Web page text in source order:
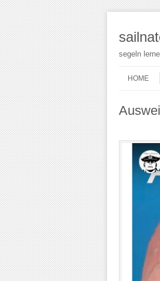
segeln
Menu
HOME